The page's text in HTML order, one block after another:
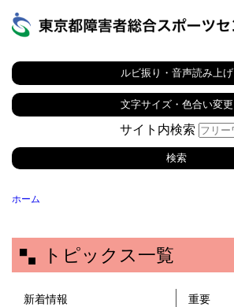
ルビ振り・音声読み上げ
文字サイズ・色合い変更
サイト内検索
ホーム
トピックス一覧
新着情報
重要